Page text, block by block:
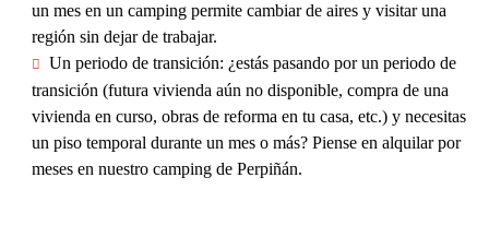
un mes en un camping permite cambiar de aires y visitar una
región sin dejar de trabajar.
Un periodode transición: ¿estás pasando por un periodo de
transición (futura vivienda aún no disponible, compra de una
vivienda en curso, obras de reforma en tu casa, etc.) y necesitas
un piso temporal durante un mes o más? Piense en alquilar por
meses en nuestro camping de Perpiñán.